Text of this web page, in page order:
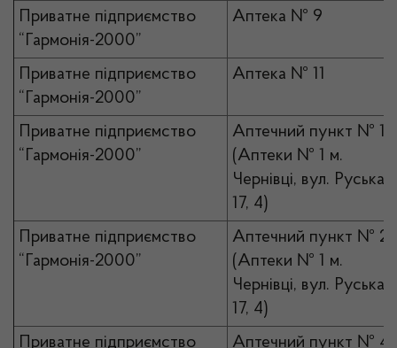
Приватне підприємство
“Гармонія-2000”
Аптека № 9
Приватне підприємство
“Гармонія-2000”
Аптека № 11
Приватне підприємство
“Гармонія-2000”
Аптечний пункт № 1
(Аптеки № 1 м.
Чернівці, вул. Руська,
17, 4)
Приватне підприємство
“Гармонія-2000”
Аптечний пункт № 2
(Аптеки № 1 м.
Чернівці, вул. Руська,
17, 4)
Приватне підприємство
Аптечний пункт № 4